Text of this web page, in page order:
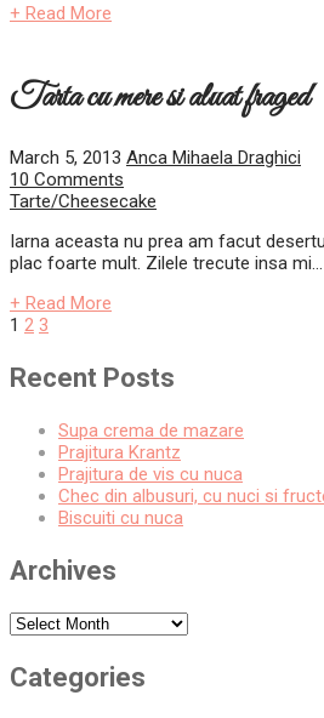
+ Read More
Tarta cu mere si aluat fraged
March 5, 2013 Anca Mihaela Draghici
10 Comments
Tarte/Cheesecake
Iarna aceasta nu prea am facut
plac foarte mult. Zilele trecute insa mi...
+ Read More
Posts
pagination
1 2 3
Recent Posts
Supa crema de mazare
Prajitura Krantz
Prajitura de vis cu nuca
Chec din albusuri, cu nuci si
Biscuiti cu nuca
Archives
Archives
Categories